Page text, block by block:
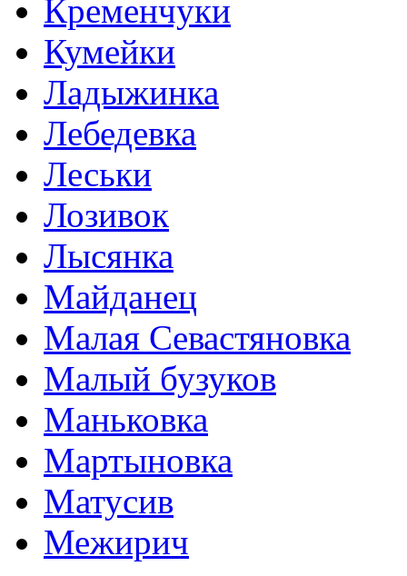
Кременчуки
Кумейки
Ладыжинка
Лебедевка
Леськи
Лозивок
Лысянка
Майданец
Малая Севастяновка
Малый бузуков
Маньковка
Мартыновка
Матусив
Межирич